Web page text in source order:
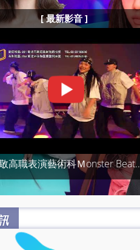
[ 最新影音 ]
高職表演藝術科Ｍonster Beat..